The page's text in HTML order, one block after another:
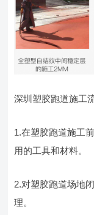
深圳塑胶跑道施工
1.在塑胶跑道施工
用的工具和材料。
2.对塑胶跑道场地
理。